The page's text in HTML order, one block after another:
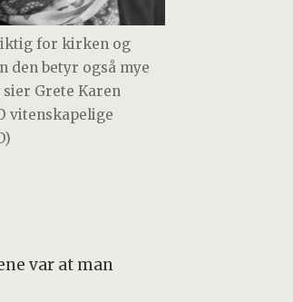
for kirken og
den betyr også mye
Grete Karen
vitenskapelige
var at man